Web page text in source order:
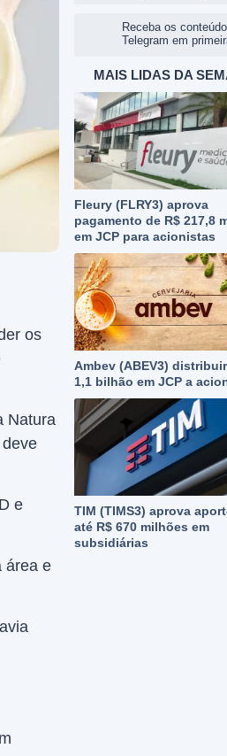
os
Natura
e
área e
Receba os
Telegram em
MAIS LIDAS DA
Fleury (FLRY3) aprova
pagamento de R$ 217,8
em JCP para acionistas
Ambev (ABEV3)
1,1 bilhão em JCP a
TIM (TIMS3) aprova
até R$ 670 milhões em
subsidiárias